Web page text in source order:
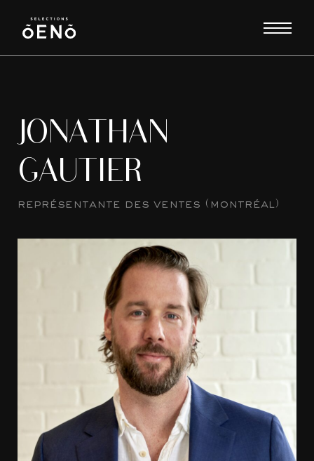
JONATHAN
GAUTIER
représentante des ventes (montréal)